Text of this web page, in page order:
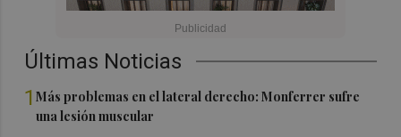
Últimas Noticias
1Más problemas en el lateral derecho: Monferrer sufre
una lesión muscular